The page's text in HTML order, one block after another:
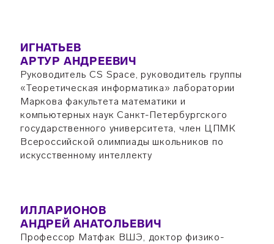
ИГНАТЬЕВ
АРТУР АНДРЕЕВИЧ
Руководитель CS Space, руководитель группы
«Теоретическая информатика» лаборатории
Маркова факультета математики и
компьютерных наук Санкт-Петербургского
государственного университета, член ЦПМК
Всероссийской олимпиады школьников по
искусственному интеллекту
ИЛЛАРИОНОВ
АНДРЕЙ АНАТОЛЬЕВИЧ
Профессор Матфак ВШЭ, доктор физико-